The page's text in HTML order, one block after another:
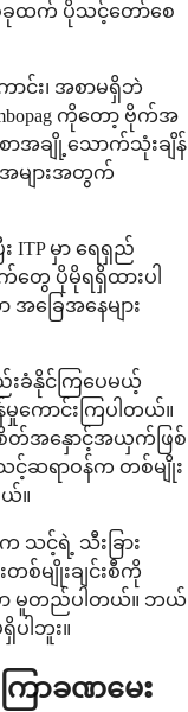
ထက် ပိုသင့်တော်စေ
ာင်း၊ အစာမရှိဘဲ
ကိုတော့ ဗိုက်အ
များအတွက်
ITP မှာ ရေရှည်
ပိုမိုရရှိထားပါ
အခြေအနေများ
းခံနိုင်ကြပေမယ့်
ကောင်းကြပါတယ်။
အနှောင့်အယှက်ဖြစ်
င့်ဆရာဝန်က တစ်မျိုး
ယ်။
သင့်ရဲ့ သီးခြား
တစ်မျိုးချင်းစီကို
မူတည်ပါတယ်။ ဘယ်
ါဘူး။
ကြာခဏမေး